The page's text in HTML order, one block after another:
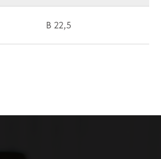
B 22,5